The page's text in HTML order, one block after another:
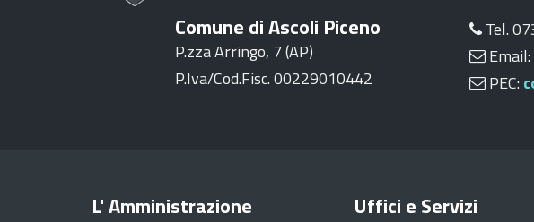
Comune di Ascoli Piceno
P.zza Arringo, 7 (AP)
P.Iva/Cod.Fisc. 00229010442
Tel.
Email:
PEC:
L' Amministrazione Uffici e Servizi